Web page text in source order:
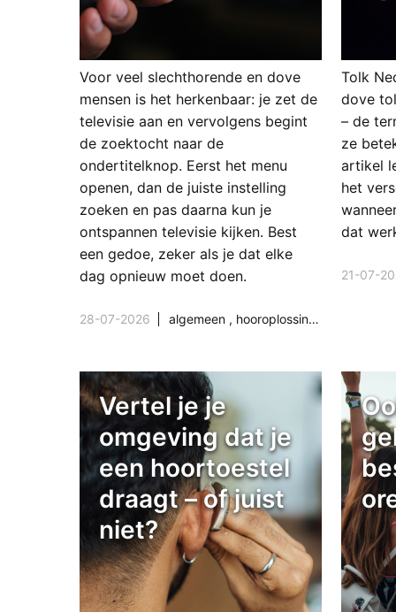
Voor veel slechthorende en dove
mensen is het herkenbaar: je zet de
televisie aan en vervolgens begint
de zoektocht naar de
ondertitelknop. Eerst het menu
openen, dan de juiste instelling
zoeken en pas daarna kun je
ontspannen televisie kijken. Best
een gedoe, zeker als je dat elke
dag opnieuw moet doen.
28-07-2026 algemeen , hooroplossingen
Tolk
dove
– de
ze
artikel
het
dat
21-07-
Vertel je je
omgeving dat je
een hoortoestel
draagt – of juist
niet?